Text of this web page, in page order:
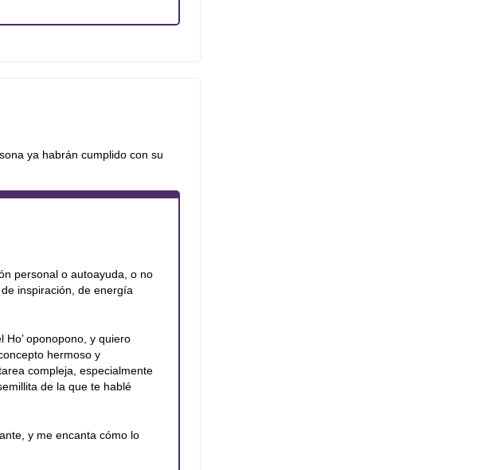
ya habrán cumplido con su
personal o autoayuda, o no
inspiración, de energía
oponopono, y quiero
hermoso y
compleja, especialmente
de la que te hablé
y me encanta cómo lo